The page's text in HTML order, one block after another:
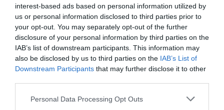
interest-based ads based on personal information utilized by
us or personal information disclosed to third parties prior to
your opt-out. You may separately opt-out of the further
disclosure of your personal information by third parties on the
IAB’s list of downstream participants. This information may
also be disclosed by us to third parties on the IAB’s List of
Downstream Participants that may further disclose it to other
Personal Data Processing Opt Outs